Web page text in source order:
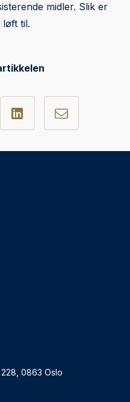
midler. Slik er
løft til.
0863 Oslo